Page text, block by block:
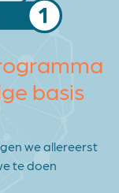
basis
we allereerst
te doen